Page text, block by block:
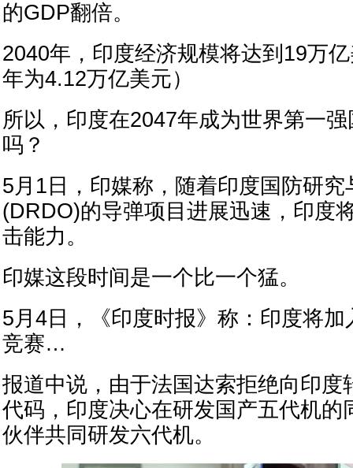
的GDP翻倍。
2040年，印度经济规模将达到19万
年为4.12万亿美元）
所以，印度在2047年成为世界第一
吗？
5月1日，印媒称，随着印度国防研究
(DRDO)的导弹项目进展迅速，印度
击能力。
印媒这段时间是一个比一个猛。
5月4日，《印度时报》称：印度将
竞赛…
报道中说，由于法国达索拒绝向印度
代码，印度决心在研发国产五代机的
伙伴共同研发六代机。